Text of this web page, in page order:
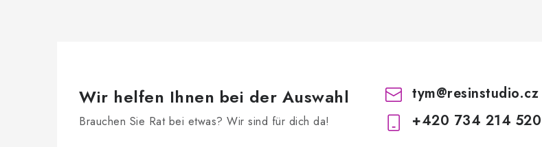
Wir helfen Ihnen bei der Auswahl
Brauchen Sie Rat bei etwas? Wir sind für dich da!
tym@resinstudio.cz
+420 734 214 520